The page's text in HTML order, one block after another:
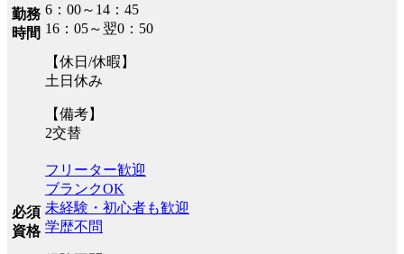
勤務
時間
6：00～14：45
16：05～翌0：50
【休日/休暇】
土日休み
【備考】
2交替
必須
資格
フリーター歓迎
ブランクOK
未経験・初心者も歓迎
学歴不問